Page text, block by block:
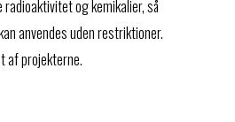
og kemikalier, så
anvendes uden restriktioner.
af projekterne.